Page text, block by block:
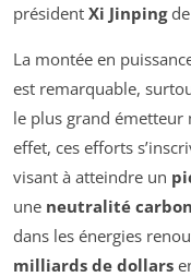
président Xi Jinpingde
La montée en
est remarquable,
le plus grand émetteur
effet, ces efforts
visant à atteindre un
une neutralité
dans les énergies
milliards de dollars